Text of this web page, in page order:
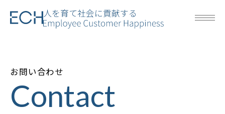
人を育て社会に貢献する
お問い合わせ
Contact